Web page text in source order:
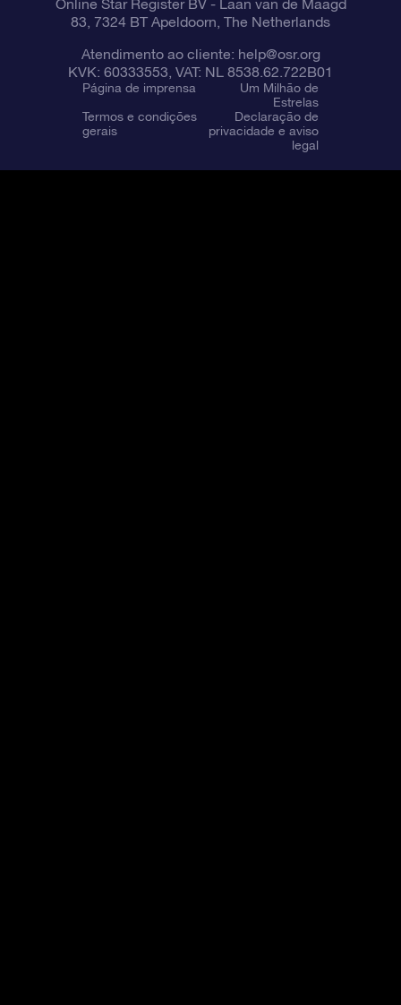
Online Star Register BV- Laan van de Maagd
83, 7324 BT Apeldoorn, The Netherlands
Atendimento ao cliente: help@osr.org
KVK: 60333553, VAT: NL 8538.62.722B01
Página de imprensa
Um Milhão de
Estrelas
Termos e condições
gerais
Declaração de
privacidade e aviso
legal